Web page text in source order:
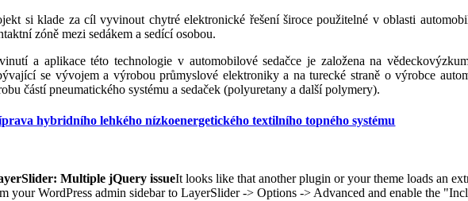
si klade za cíl vyvinout chytré elektronické řešení široce použitelné v oblasti
zóně mezi sedákem a sedící osobou.
a aplikace této technologie v automobilové sedačce je založena na
se vývojem a výrobou průmyslové elektroniky a na turecké straně o výrobce
částí pneumatického systému a sedaček (polyuretany a další polymery).
hybridního lehkého nízkoenergetického textilního topného systému
Multiple jQuery issueIt looks like that another plugin or your theme loads an
your WordPress admin sidebar to LayerSlider -> Options -> Advanced and enable the